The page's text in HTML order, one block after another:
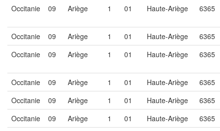
Occitanie
09 Ariège 1 01 Haute-Ariège 6365
Occitanie 09 Ariège 1 01 Haute-Ariège
6365
Occitanie
09 Ariège 1 01 Haute-Ariège 6365
Occitanie 09 Ariège 1 01 Haute-Ariège
6365
Occitanie
09 Ariège 1 01 Haute-Ariège
6365
Occitanie
09 Ariège 1 01 Haute-Ariège
6365